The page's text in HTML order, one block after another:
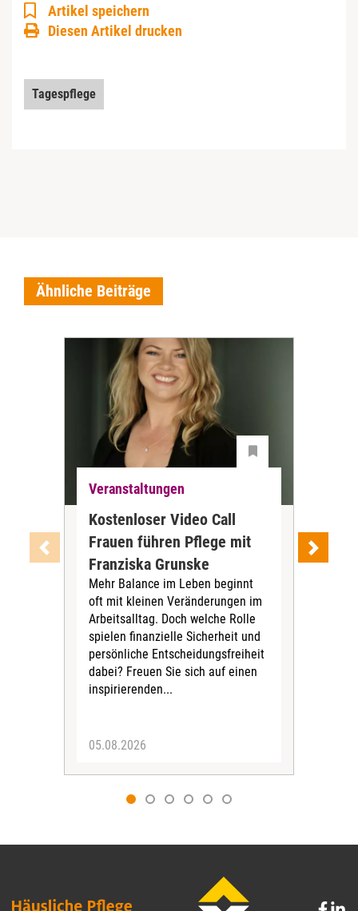
Artikel speichern
Diesen Artikel drucken
Tagespflege
Ähnliche Beiträge
Veranstaltungen
Kostenloser Video Call
Frauen führen Pflege mit
Franziska Grunske
Mehr Balance im Leben beginnt
oft mit kleinen Veränderungen im
Arbeitsalltag. Doch welche Rolle
spielen finanzielle Sicherheit und
persönliche Entscheidungsfreiheit
dabei? Freuen Sie sich auf einen
inspirierenden...
05.08.2026